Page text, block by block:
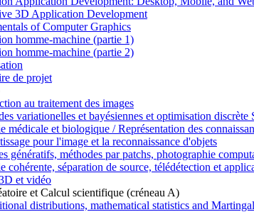
3D Application Development
of Computer Graphics
homme-machine (partie 1)
homme-machine (partie 2)
de projet
au traitement des images
variationelles et bayésiennes et optimisation discrète
médicale et biologique / Représentation des
pour l'image et la reconnaissance d'objets
génératifs, méthodes par patchs, photographie
cohérente, séparation de source, télédétection et
et vidéo
et Calcul scientifique (créneau A)
distributions, mathematical statistics and